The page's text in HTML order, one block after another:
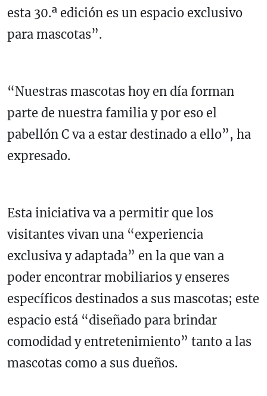
esta 30.ª edición es un espacio exclusivo
para mascotas”.
“Nuestras mascotas hoy en día forman
parte de nuestra familia y por eso el
pabellón C va a estar destinado a ello”, ha
expresado.
Esta iniciativa va a permitir que los
visitantes vivan una “experiencia
exclusiva y adaptada” en la que van a
poder encontrar mobiliarios y enseres
específicos destinados a sus mascotas; este
espacio está “diseñado para brindar
comodidad y entretenimiento” tanto a las
mascotas como a sus dueños.